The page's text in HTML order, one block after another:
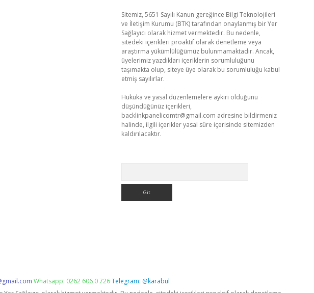
Sitemiz, 5651 Sayılı Kanun gereğince Bilgi Teknolojileri
ve İletişim Kurumu (BTK) tarafından onaylanmış bir Yer
Sağlayıcı olarak hizmet vermektedir. Bu nedenle,
sitedeki içerikleri proaktif olarak denetleme veya
araştırma yükümlülüğümüz bulunmamaktadır. Ancak,
üyelerimiz yazdıkları içeriklerin sorumluluğunu
taşımakta olup, siteye üye olarak bu sorumluluğu kabul
etmiş sayılırlar.
Hukuka ve yasal düzenlemelere aykırı olduğunu
düşündüğünüz içerikleri,
backlinkpanelicomtr@gmail.com adresine bildirmeniz
halinde, ilgili içerikler yasal süre içerisinde sitemizden
kaldırılacaktır.
Whatsapp: 0262 606 0 726Telegram: @karabul